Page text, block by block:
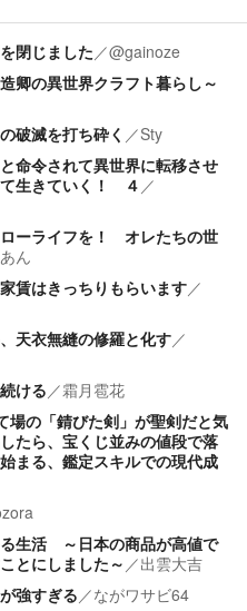
閉じました／@gainoze
卿の異世界クラフト暮らし～
破滅を打ち砕く ／Sty
命令されて異世界に転移させ
生きていく！ ４ ／
ーライフを！ オレたちの世
ん
賃はきっちりもらいます／
天衣無縫の修羅と化す／
ける／霜月雹花
場の「錆びた剣」が聖剣だと気
たら、宝くじ並みの値段で落
まる、鑑定スキルでの現代成
生活 ～日本の商品が高値で
とにしました～ ／出雲大吉
強すぎる／ながワサビ64